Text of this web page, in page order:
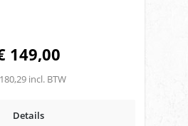
149,00
incl. BTW
Details